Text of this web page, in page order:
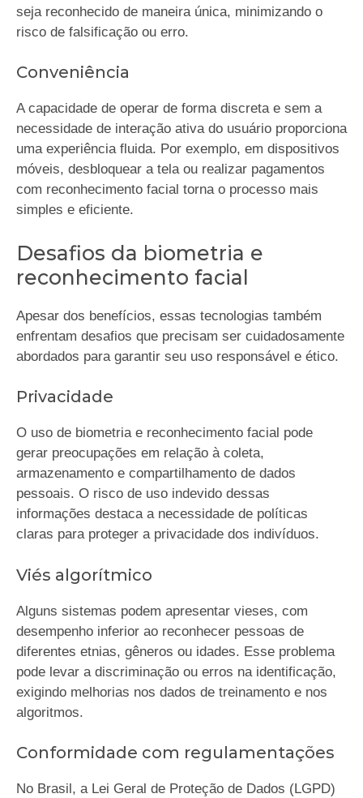
seja reconhecido de maneira única, minimizando o
risco de falsificação ou erro.
Conveniência
A capacidade de operar de forma discreta e sem a
necessidade de interação ativa do usuário proporciona
uma experiência fluida. Por exemplo, em dispositivos
móveis, desbloquear a tela ou realizar pagamentos
com reconhecimento facial torna o processo mais
simples e eficiente.
Desafios da biometria e
reconhecimento facial
Apesar dos benefícios, essas tecnologias também
enfrentam desafios que precisam ser cuidadosamente
abordados para garantir seu uso responsável e ético.
Privacidade
O uso de biometria e reconhecimento facial pode
gerar preocupações em relação à coleta,
armazenamento e compartilhamento de dados
pessoais. O risco de uso indevido dessas
informações destaca a necessidade de políticas
claras para proteger a privacidade dos indivíduos.
Viés algorítmico
Alguns sistemas podem apresentar vieses, com
desempenho inferior ao reconhecer pessoas de
diferentes etnias, gêneros ou idades. Esse problema
pode levar a discriminação ou erros na identificação,
exigindo melhorias nos dados de treinamento e nos
algoritmos.
Conformidade com regulamentações
No Brasil, a Lei Geral de Proteção de Dados (LGPD)